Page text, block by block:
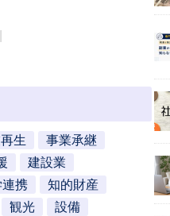
生
事業承継
建設業
連携
知的財産
観光
設備